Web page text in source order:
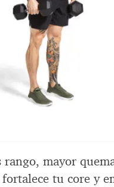
rango, mayor
tu core y